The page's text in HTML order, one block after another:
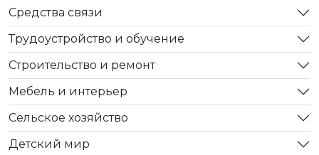
Средства связи
Трудоустройство и обучение
Строительство и ремонт
Мебель и интерьер
Сельское хозяйство
Детский мир